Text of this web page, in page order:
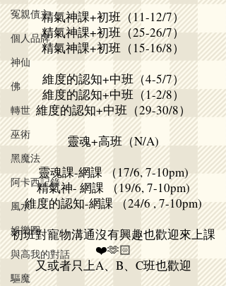
冤親債主
個人品牌
神仙
佛
轉世
巫術
黑魔法
阿卡西記錄
風水
娛樂圈
與高我的對話
驅魔
飄 收您2-30萬 我引導真正既
神明到來 身處環境做風水法事
我收您六位數字好正常je
精氣神課+初班（11-12/7）
精氣神課+初班（25-26/7）
精氣神課+初班（15-16/8）
維度的認知+中班（4-5/7）
維度的認知+中班（1-2/8）
維度的認知+中班（29-30/8）
靈魂+高班（N/A)
靈魂課-網課 （17/6, 7-10pm)
精氣神- 網課 （19/6, 7-10pm)
維度的認知-網課 （24/6 , 7-10pm)
初班對寵物溝通沒有興趣也歡迎來上課
❤️🫶🏻
又或者只上A、B、C班也歡迎